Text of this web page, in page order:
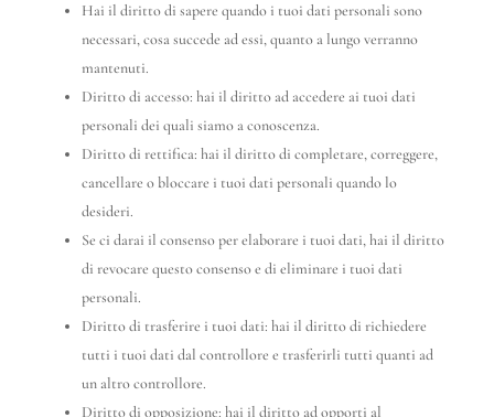
Hai il diritto di sapere quando i tuoi dati personali sono
necessari, cosa succede ad essi, quanto a lungo verranno
mantenuti.
Diritto di accesso: hai il diritto ad accedere ai tuoi dati
personali dei quali siamo a conoscenza.
Diritto di rettifica: hai il diritto di completare, correggere,
cancellare o bloccare i tuoi dati personali quando lo
desideri.
Se ci darai il consenso per elaborare i tuoi dati, hai il diritto
di revocare questo consenso e di eliminare i tuoi dati
personali.
Diritto di trasferire i tuoi dati: hai il diritto di richiedere
tutti i tuoi dati dal controllore e trasferirli tutti quanti ad
un altro controllore.
Diritto di opposizione: hai il diritto ad opporti al